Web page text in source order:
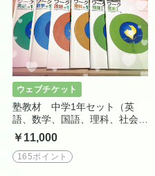
ウェブチケット
塾教材 中学1年セット（英
語、数学、国語、理科、社会）
教科書ワーク
￥11,000
165ポイント